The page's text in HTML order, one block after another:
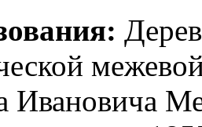
Ивановича